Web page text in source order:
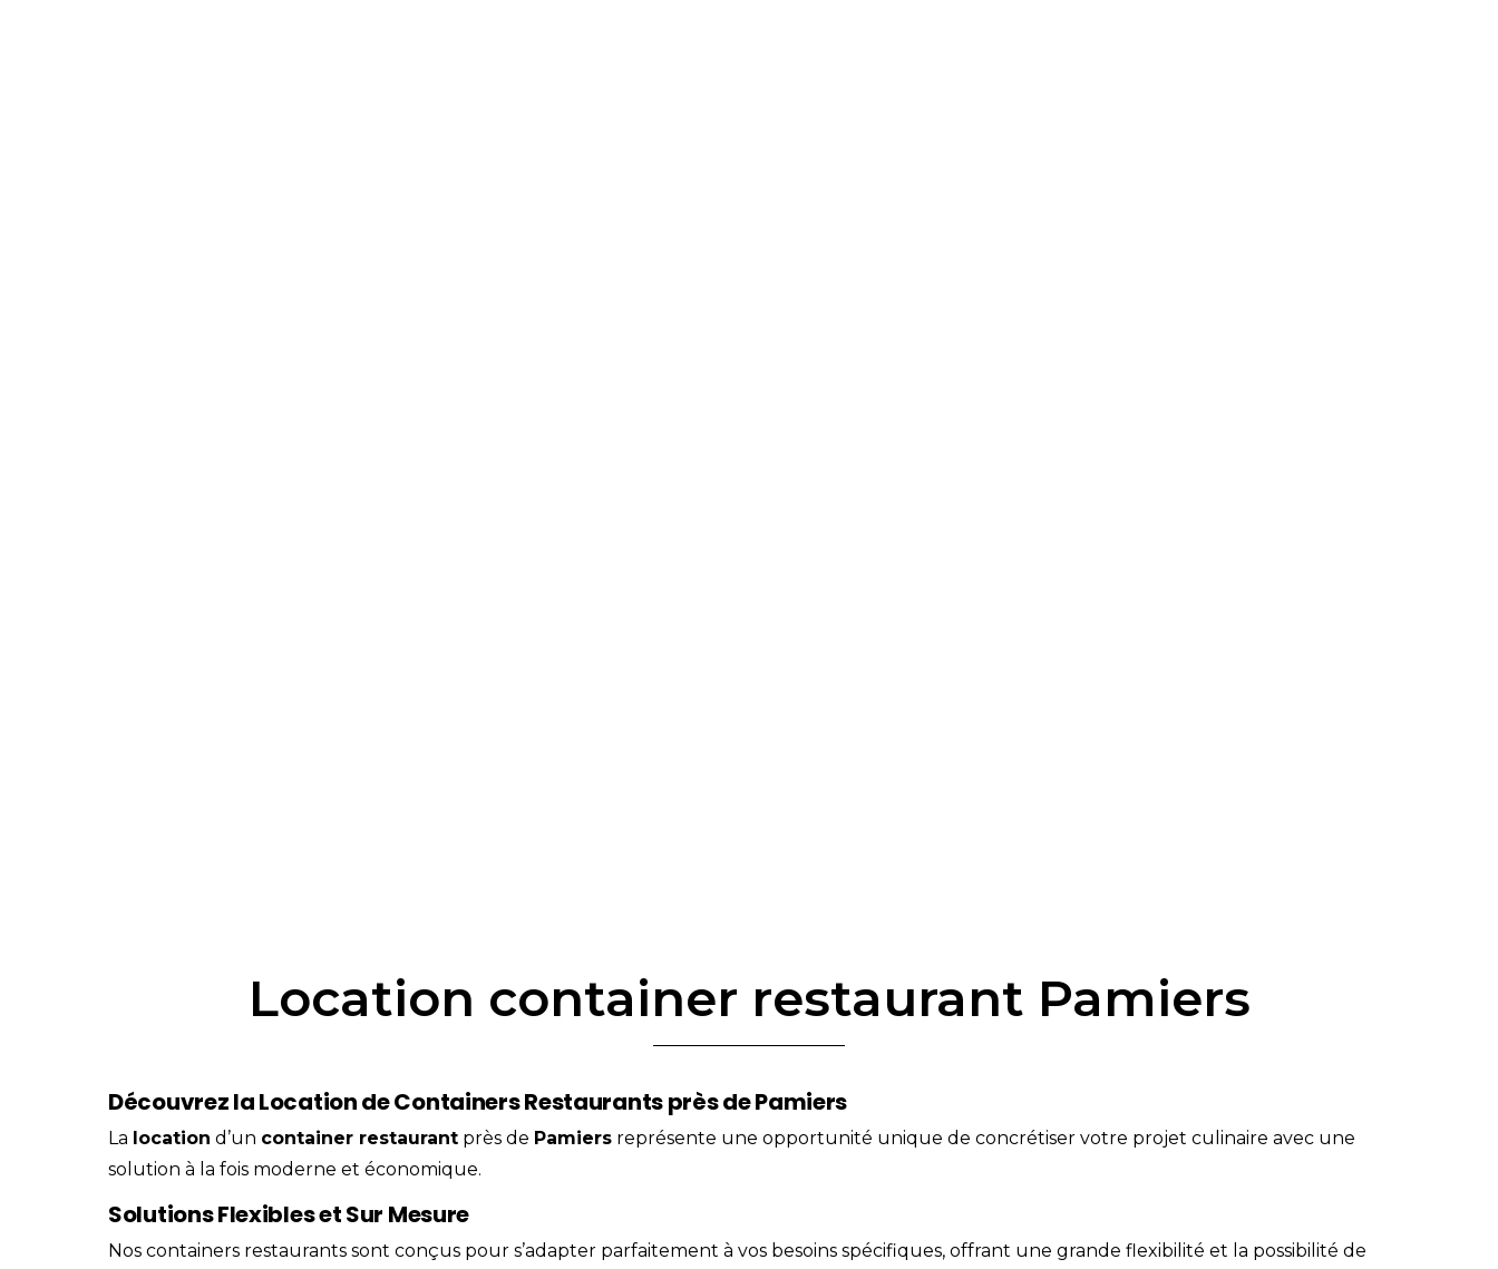
Location container restaurant Pamiers
Découvrez la Location de Containers Restaurants près de Pamiers
La location d’un container restaurant près de Pamiers représente une opportunité unique de concrétiser votre projet culinaire avec une
solution à la fois moderne et économique.
Solutions Flexibles et Sur Mesure
Nos containers restaurants sont conçus pour s’adapter parfaitement à vos besoins spécifiques, offrant une grande flexibilité et la possibilité de